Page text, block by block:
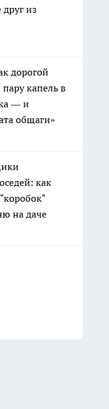
из
дорогой
капель в
— и
общаги»
как
на даче